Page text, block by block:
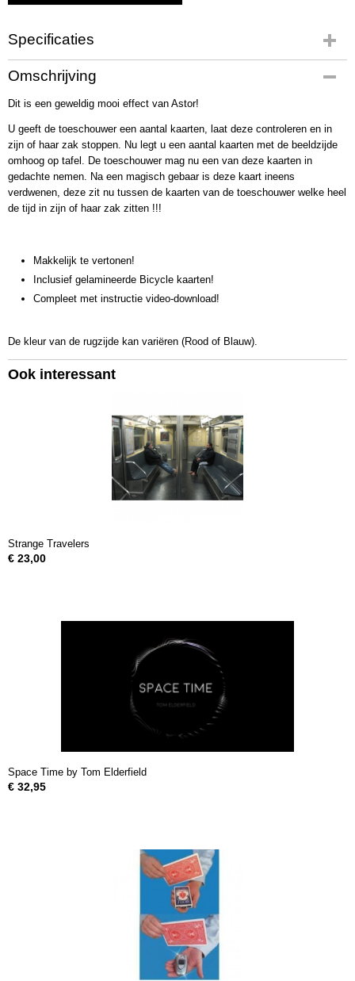
Specificaties
Productcode
2531
Bruto gewicht
Omschrijving
Dit is een geweldig mooi effect van Astor!
U geeft de toeschouwer een aantal kaarten, laat deze controleren en in
zijn of haar zak stoppen. Nu legt u een aantal kaarten met de beeldzijde
omhoog op tafel. De toeschouwer mag nu een van deze kaarten in
gedachte nemen. Na een magisch gebaar is deze kaart ineens
verdwenen, deze zit nu tussen de kaarten van de toeschouwer welke heel
de tijd in zijn of haar zak zitten !!!
Makkelijk te vertonen!
Inclusief gelamineerde Bicycle kaarten!
Compleet met instructie video-download!
De kleur van de rugzijde kan variëren (Rood of Blauw).
Ook interessant
Strange Travelers
€ 23,00
Space Time by Tom Elderfield
€ 32,95